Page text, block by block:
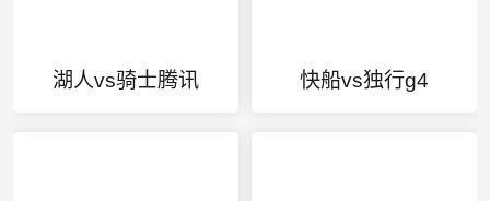
湖人vs骑士腾讯 快船vs独行g4